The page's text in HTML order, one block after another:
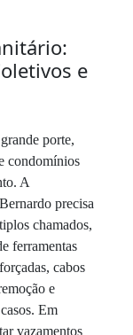
e
porte,
condomínios
A
precisa
chamados,
ferramentas
cabos
e
Em
vazamentos